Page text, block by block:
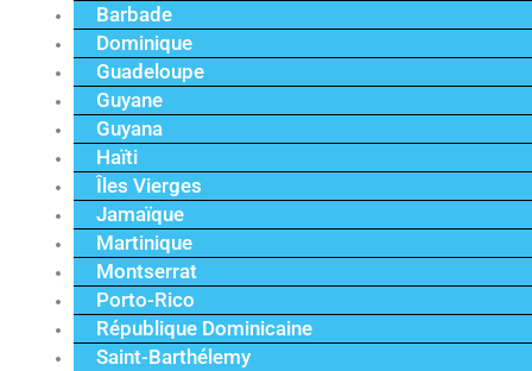
Barbade
Dominique
Guadeloupe
Guyane
Guyana
Haïti
Îles Vierges
Jamaïque
Martinique
Montserrat
Porto-Rico
République Dominicaine
Saint-Barthélemy